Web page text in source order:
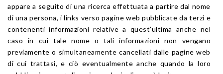
appare a seguito di una ricerca effettuata a partire dal nome
di una persona, i links verso pagine web pubblicate da terzi e
contenenti informazioni relative a quest’ultima anche nel
caso in cui tale nome o tali informazioni non vengano
previamente o simultaneamente cancellati dalle pagine web
di cui trattasi, e ciò eventualmente anche quando la loro